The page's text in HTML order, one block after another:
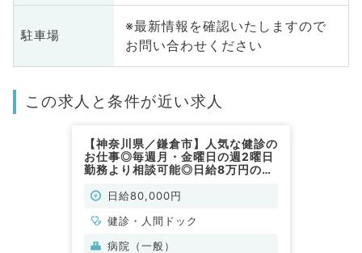
駐車場
※最新情報を確認いたしますので
お問い合わせください
この求人と条件が近い求人
【神奈川県／鎌倉市】人気な健診の
お仕事◎毎週月・金曜日の週2曜日
勤務より相談可能◎日給8万円の日
勤） 日給80,000円
健診・人間ドック
病院（一般）